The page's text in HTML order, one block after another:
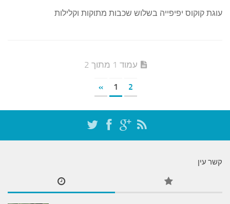
עוגת קוקוס יפיפייה בשלוש שכבות מתוקות וקלילות
עמוד 1 מתוך 2
1 2
»
קשר עין